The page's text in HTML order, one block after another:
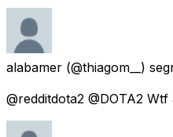
alabamer (@thiagom__)
@redditdota2 @DOTA2